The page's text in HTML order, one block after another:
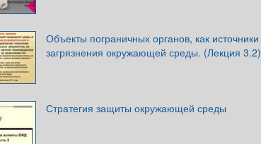
Объекты пограничных органов, как источники
загрязнения окружающей среды. (Лекция 3.2)
Стратегия защиты окружающей среды